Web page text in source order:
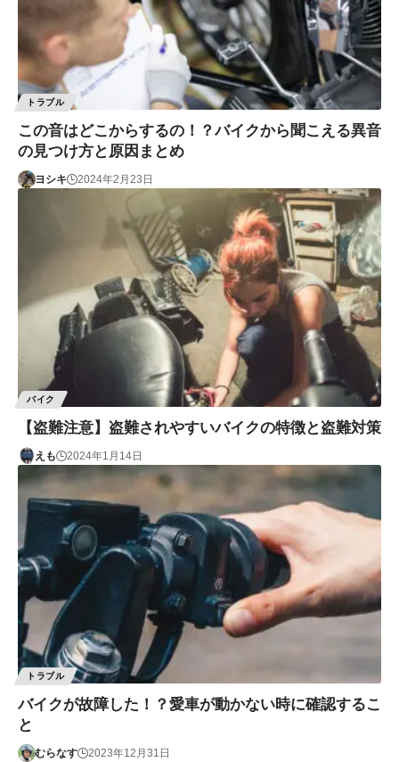
トラブル
この音はどこからするの！？バイクから聞こえる異音
の見つけ方と原因まとめ
ヨシキ 2024年2月23日
バイク
【盗難注意】盗難されやすいバイクの特徴と盗難対策
えも 2024年1月14日
トラブル
バイクが故障した！？愛車が動かない時に確認するこ
と
むらなす 2023年12月31日